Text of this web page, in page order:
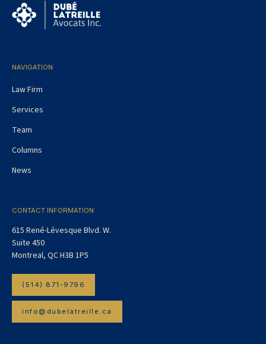
NAVIGATION
Law Firm
Services
Team
Columns
News
CONTACT INFORMATION
615 René-Lévesque Blvd. W.
Suite 450
Montreal, QC H3B 1P5
(514) 871-9796
info@dubelatreille.ca